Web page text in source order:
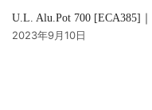
U.L. Alu.Pot 700 [ECA385]
2023年9月10日